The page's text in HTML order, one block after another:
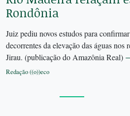
Rondônia
Juiz pediu novos estudos para
decorrentes da elevação das águas
Jirau. (publicação do Amazônia Real)
Redação ((o))eco